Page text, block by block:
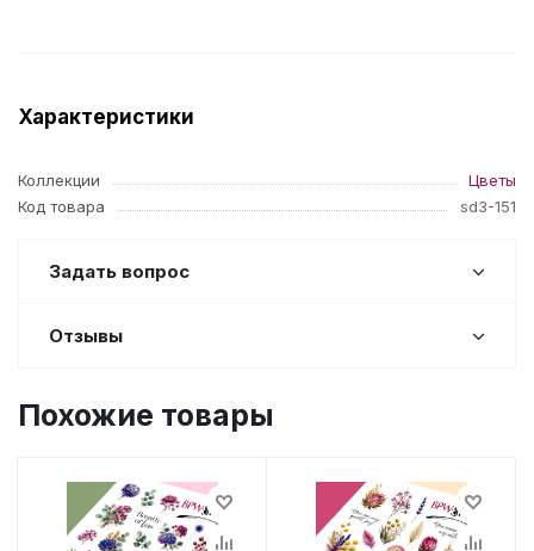
Характеристики
Коллекции
Цветы
Код товара
sd3-151
Задать вопрос
Отзывы
Похожие товары